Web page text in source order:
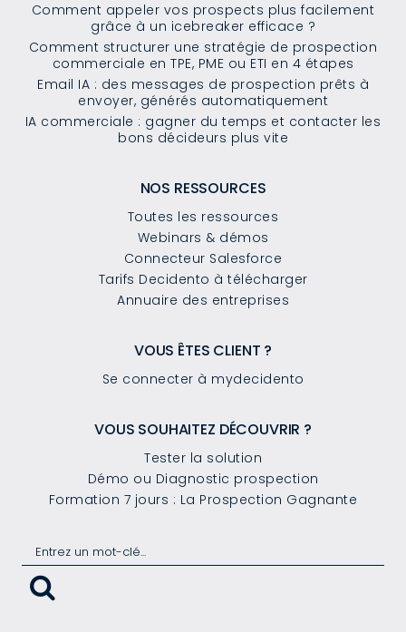
Comment appeler vos prospects plus facilement
grâce à un icebreaker efficace ?
Comment structurer une stratégie de prospection
commerciale en TPE, PME ou ETI en 4 étapes
Email IA : des messages de prospection prêts à
envoyer, générés automatiquement
IA commerciale : gagner du temps et contacter les
bons décideurs plus vite
NOS RESSOURCES
Toutes les ressources
Webinars & démos
Connecteur Salesforce
Tarifs Decidento à télécharger
Annuaire des entreprises
VOUS ÊTES CLIENT ?
Se connecter à mydecidento
VOUS SOUHAITEZ DÉCOUVRIR ?
Tester la solution
Démo ou Diagnostic prospection
Formation 7 jours : La Prospection Gagnante